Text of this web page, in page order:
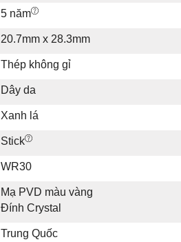
5 năm
20.7mm x 28.3mm
Thép không gỉ
Dây da
Xanh lá
Stick
WR30
Mạ PVD màu vàng
Đính Crystal
Trung Quốc